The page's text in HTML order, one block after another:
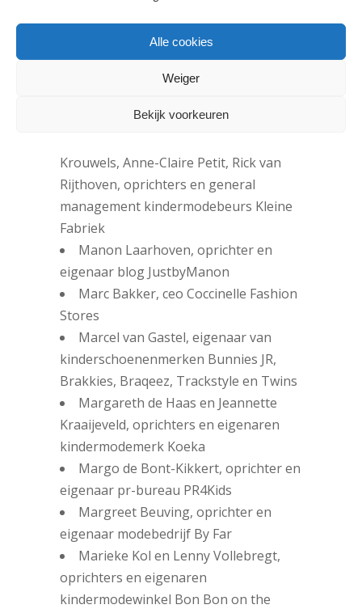
Alle cookies
Weiger
Bekijk voorkeuren
Loes Yntema, oprichter en eigenaar
Krouwels, Anne-Claire Petit, Rick van
Rijthoven, oprichters en general
management kindermodebeurs Kleine
Fabriek
Manon Laarhoven, oprichter en
eigenaar blog JustbyManon
Marc Bakker, ceo Coccinelle Fashion
Stores
Marcel van Gastel, eigenaar van
kinderschoenenmerken Bunnies JR,
Brakkies, Braqeez, Trackstyle en Twins
Margareth de Haas en Jeannette
Kraaijeveld, oprichters en eigenaren
kindermodemerk Koeka
Margo de Bont-Kikkert, oprichter en
eigenaar pr-bureau PR4Kids
Margreet Beuving, oprichter en
eigenaar modebedrijf By Far
Marieke Kol en Lenny Vollebregt,
oprichters en eigenaren
kindermodewinkel Bon Bon on the